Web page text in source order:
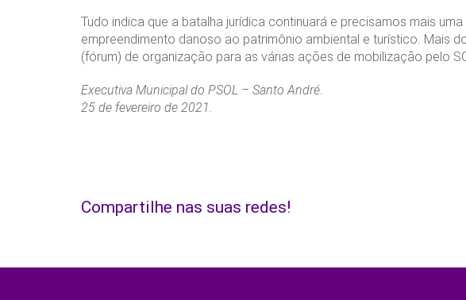
Tudo indica que a batalha jurídica continuará e precisamos mais
empreendimento danoso ao patrimônio ambiental e turístico. Mais
(fórum) de organização para as várias ações de mobilização pelo
Executiva Municipal do PSOL – Santo André.
25 de fevereiro de 2021.
Compartilhe nas suas redes!